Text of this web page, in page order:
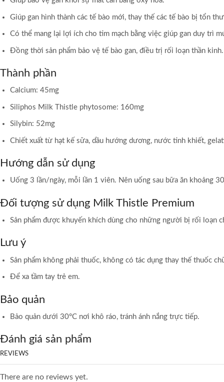
Giúp gan hình thành các tế bào mới, thay thế các tế bào bị tổn
Có thể mang lại lợi ích cho tim mạch bằng việc giúp gan duy trì
Đồng thời sản phẩm bảo vệ tế bào gan, điều trị rối loạn thần kinh.
Thành phần
Calcium: 45mg
Siliphos Milk Thistle phytosome: 160mg
Silybin: 52mg
Chiết xuất từ hạt kế sữa, dầu hướng dương, nước tinh khiết,
Hướng dẫn sử dụng
Uống 3 lần/ngày, mỗi lần 1 viên. Nên uống sau bữa ăn khoảng
Đối tượng sử dụng Milk Thistle Premium
Sản phẩm được khuyến khích dùng cho những người bị rối loạn
Lưu ý
Sản phẩm không phải thuốc, không có tác dụng thay thế thuốc
Để xa tầm tay trẻ em.
Bảo quản
Bảo quản dưới 30°C nơi khô ráo, tránh ánh nắng trực tiếp.
Đánh giá sản phẩm
REVIEWS
There are no reviews yet.